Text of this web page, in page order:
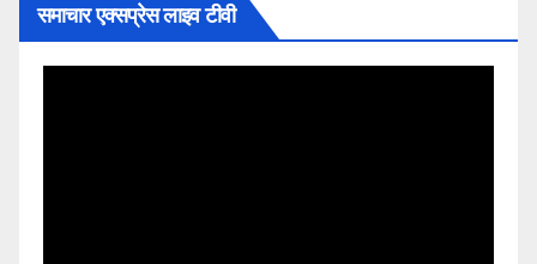
समाचार एक्सप्रेस लाइव टीवी